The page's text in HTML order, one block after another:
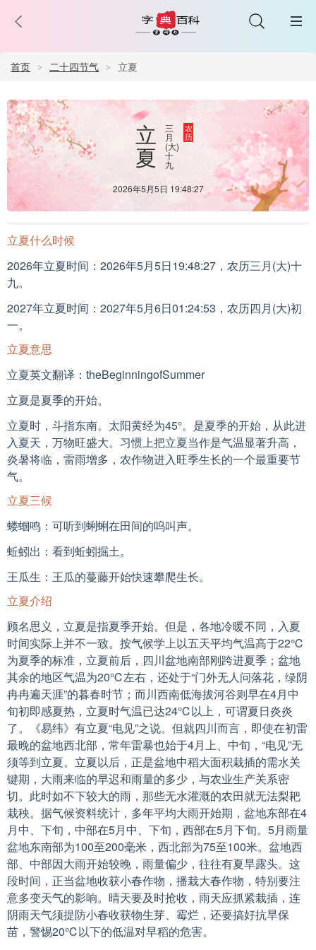
首页 二十四节气 立夏
立
夏
三
月
(大)
十
九
农
历
2026年5月5日 19:48:27
立夏什么时候
2026年立夏时间：2026年5月5日19:48:27，农历三月(大)十
九。
2027年立夏时间：2027年5月6日01:24:53，农历四月(大)初
一。
立夏意思
立夏英文翻译：theBeginningofSummer
立夏是夏季的开始。
立夏时，斗指东南。太阳黄经为45°。是夏季的开始，从此进
入夏天，万物旺盛大。习惯上把立夏当作是气温显著升高，
炎暑将临，雷雨增多，农作物进入旺季生长的一个最重要节
气。
立夏三候
蝼蝈鸣：可听到蜊蜊在田间的呜叫声。
蚯蚓出：看到蚯蚓掘土。
王瓜生：王瓜的蔓藤开始快速攀爬生长。
立夏介绍
顾名思义，立夏是指夏季开始。但是，各地冷暖不同，入夏
时间实际上并不一致。按气候学上以五天平均气温高于22℃
为夏季的标准，立夏前后，四川盆地南部刚跨进夏季；盆地
其余的地区气温为20℃左右，还处于“门外无人问落花，绿阴
冉冉遍天涯”的暮春时节；而川西南低海拔河谷则早在4月中
旬初即感夏热，立夏时气温已达24℃以上，可谓夏日炎炎
了。《易纬》有立夏“电见”之说。但就四川而言，即使在初雷
最晚的盆地西北部，常年雷暴也始于4月上、中旬，“电见”无
须等到立夏。立夏以后，正是盆地中稻大面积栽插的需水关
键期，大雨来临的早迟和雨量的多少，与农业生产关系密
切。此时如不下较大的雨，那些无水灌溉的农田就无法梨耙
栽秧。据气候资料统计，多年平均大雨开始期，盆地东部在4
月中、下旬，中部在5月中、下旬，西部在5月下旬。5月雨量
盆地东南部为100至200毫米，西北部为75至100米。盆地西
部、中部因大雨开始较晚，雨量偏少，往往有夏旱露头。这
段时间，正当盆地收获小春作物，播栽大春作物，特别要注
意多变天气的影响。晴天要及时抢收，雨天应抓紧栽插，连
阴雨天气须提防小春收获物生芽、霉烂，还要搞好抗旱保
苗，警惕20℃以下的低温对早稻的危害。